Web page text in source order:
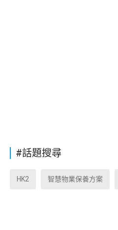
#話題搜尋
HK2 智慧物業保養方案